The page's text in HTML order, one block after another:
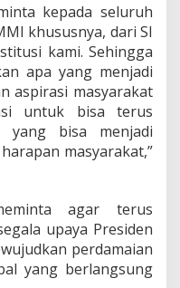
kepada seluruh
khususnya, dari SI
kami. Sehingga
apa yang menjadi
aspirasi masyarakat
untuk bisa terus
yang bisa menjadi
masyarakat,”
agar terus
upaya Presiden
perdamaian
yang berlangsung